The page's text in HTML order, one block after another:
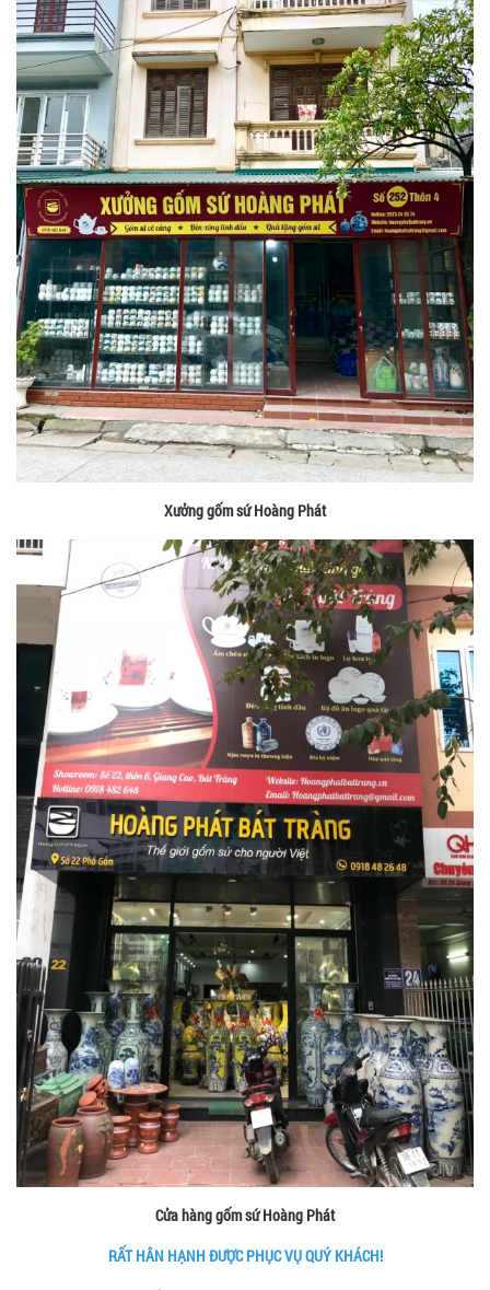
Xưởng gốm sứ Hoàng Phát
Cửa hàng gốm sứ Hoàng Phát
RẤT HÂN HẠNH ĐƯỢC PHỤC VỤ QUÝ KHÁCH!